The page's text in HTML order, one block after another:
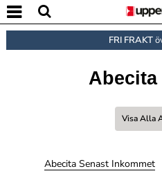
FRI FRAKT
Abecita
Visa Alla
Abecita Senast Inkommet